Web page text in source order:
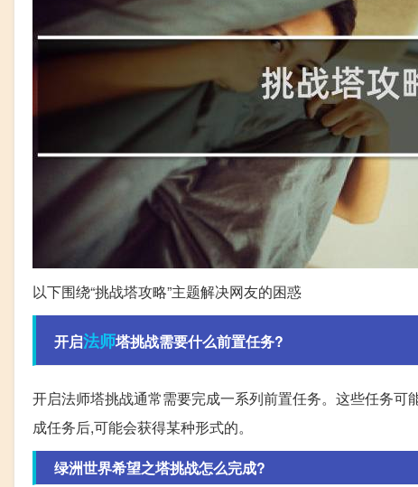
以下围绕“挑战塔攻略”主题解决网友的困惑
开启法师塔挑战需要什么前置任务?
开启法师塔挑战通常需要完成一系列前置任务。这些任务
成任务后,可能会获得某种形式的。
绿洲世界希望之塔挑战怎么完成?